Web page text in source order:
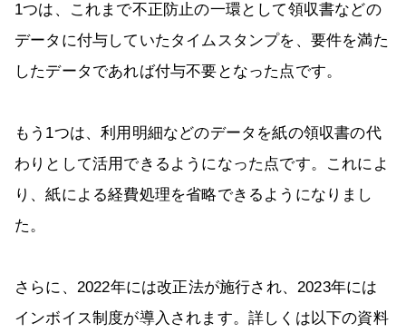
1つは、これまで不正防止の一環として領収書などの
データに付与していたタイムスタンプを、要件を満た
したデータであれば付与不要となった点です。
もう1つは、利用明細などのデータを紙の領収書の代
わりとして活用できるようになった点です。これによ
り、紙による経費処理を省略できるようになりまし
た。
さらに、2022年には改正法が施行され、2023年には
インボイス制度が導入されます。詳しくは以下の資料